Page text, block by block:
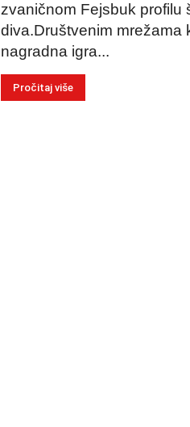
zvaničnom Fejsbuk profilu
diva.Društvenim mrežama
nagradna igra...
Pročitaj više